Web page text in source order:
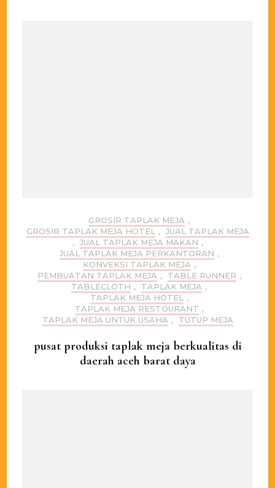
GROSIR TAPLAK MEJA ,
GROSIR TAPLAK MEJA HOTEL
, JUAL TAPLAK MEJA
, JUAL TAPLAK MEJA MAKAN ,
JUAL TAPLAK MEJA PERKANTORAN ,
KONVEKSI TAPLAK MEJA ,
PEMBUATAN TAPLAK MEJA , TABLE RUNNER ,
TABLECLOTH , TAPLAK MEJA ,
TAPLAK MEJA HOTEL
,
TAPLAK MEJA RESTOURANT ,
TAPLAK MEJA UNTUK USAHA , TUTUP MEJA
pusat produksi taplak meja berkualitas di
daerah aceh barat daya